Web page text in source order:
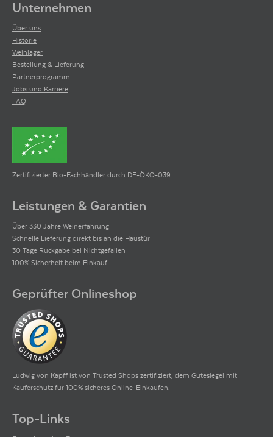
Unternehmen
Über uns
Historie
Weinlager
Bestellung & Lieferung
Partnerprogramm
Jobs und Karriere
FAQ
Zertifizierter Bio-Fachhändler durch DE-ÖKO-039
Leistungen & Garantien
Über 330 Jahre Weinerfahrung
Schnelle Lieferung direkt bis an die Haustür
30 Tage Rückgabe bei Nichtgefallen
100% Sicherheit beim Einkauf
Geprüfter Onlineshop
Ludwig von Kapff ist von Trusted Shops zertifiziert, dem Gütesiegel mit
Käuferschutz für 100% sicheres Online-Einkaufen.
Top-Links